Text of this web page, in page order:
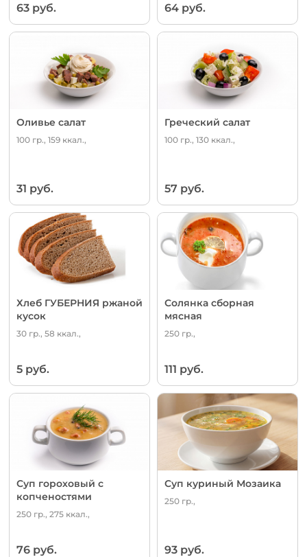
63 руб. 64 руб.
Оливье салат
100 гр., 159 ккал.,
31 руб.
Греческий салат
100 гр., 130 ккал.,
57 руб.
Хлеб ГУБЕРНИЯ ржаной
кусок
30 гр., 58 ккал.,
5 руб.
Солянка сборная
мясная
250 гр.,
111 руб.
Суп гороховый с
копченостями
250 гр., 275 ккал.,
76 руб.
Суп куриный Мозаика
250 гр.,
93 руб.